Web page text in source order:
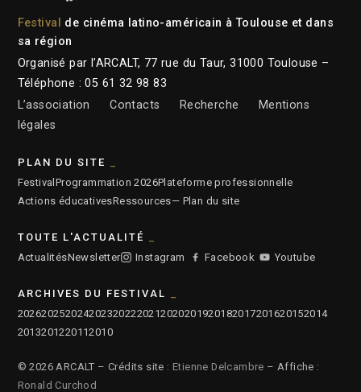
Festival
de cinéma latino-américain à Toulouse et dans
sa région
Organisé par l’ARCALT, 77 rue du Taur, 31000 Toulouse –
Téléphone : 05 61 32 98 83
L’association
Contacts Recherche
Mentions
légales
PLAN DU SITE
Festival Programmation 2026Plateforme professionnelle
Actions éducativesRessources— Plan du site
TOUTE L'ACTUALITÉ
ActualitésNewsletter Instagram Facebook Youtube
ARCHIVES DU FESTIVAL
2026202520242023202220212020201920182017201620152014
2013201220112010
© 2026 ARCALT – Crédits site : Etienne Delcambre – Affiche :
Ronald Curchod